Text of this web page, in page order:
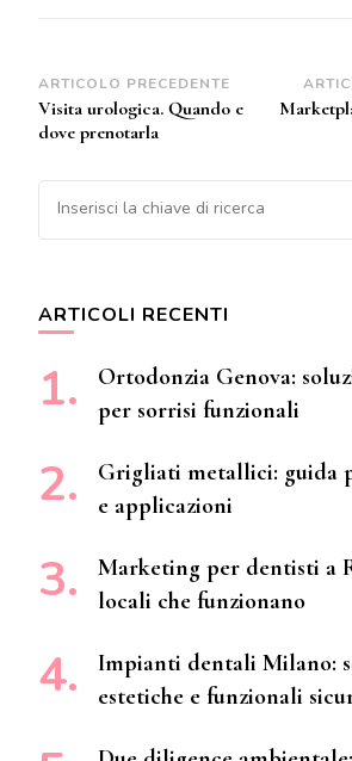
Navigazione
articoli
ARTICOLO PRECEDENTE
Visita urologica. Quando e
dove prenotarla
Cerchi qualcosa?
ARTICOLI RECENTI
Ortodonzia Genova:
per sorrisi funzionali
Grigliati metallici: guida
e applicazioni
Marketing per dentisti a
locali che funzionano
Impianti dentali Milano:
estetiche e funzionali